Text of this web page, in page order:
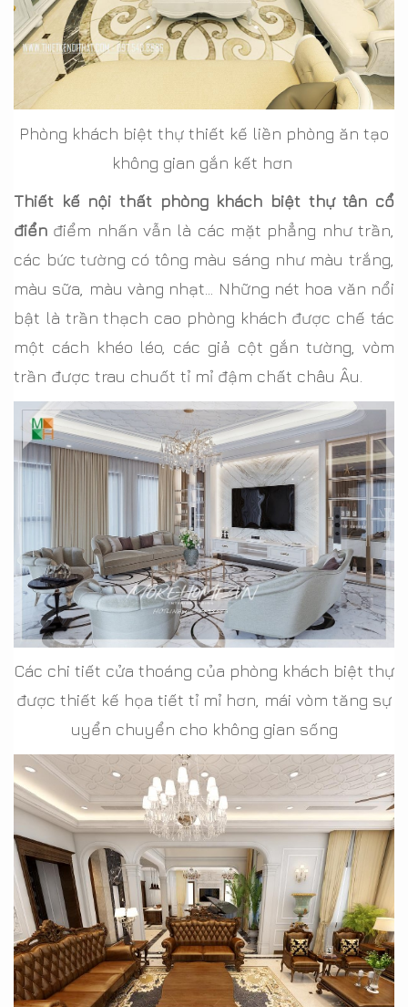
Phòng khách biệt thự thiết kế liền phòng ăn tạo
không gian gắn kết hơn
Thiết kế nội thất phòng khách biệt thự tân cổ
điển điểm nhấn vẫn là các mặt phẳng như trần,
các bức tường có tông màu sáng như màu trắng,
màu sữa, màu vàng nhạt... Những nét hoa văn nổi
bật là trần thạch cao phòng khách được chế tác
một cách khéo léo, các giả cột gắn tường, vòm
trần được trau chuốt tỉ mỉ đậm chất châu Âu.
Các chi tiết cửa thoáng của phòng khách biệt thự
được thiết kế họa tiết tỉ mỉ hơn, mái vòm tăng sự
uyển chuyển cho không gian sống